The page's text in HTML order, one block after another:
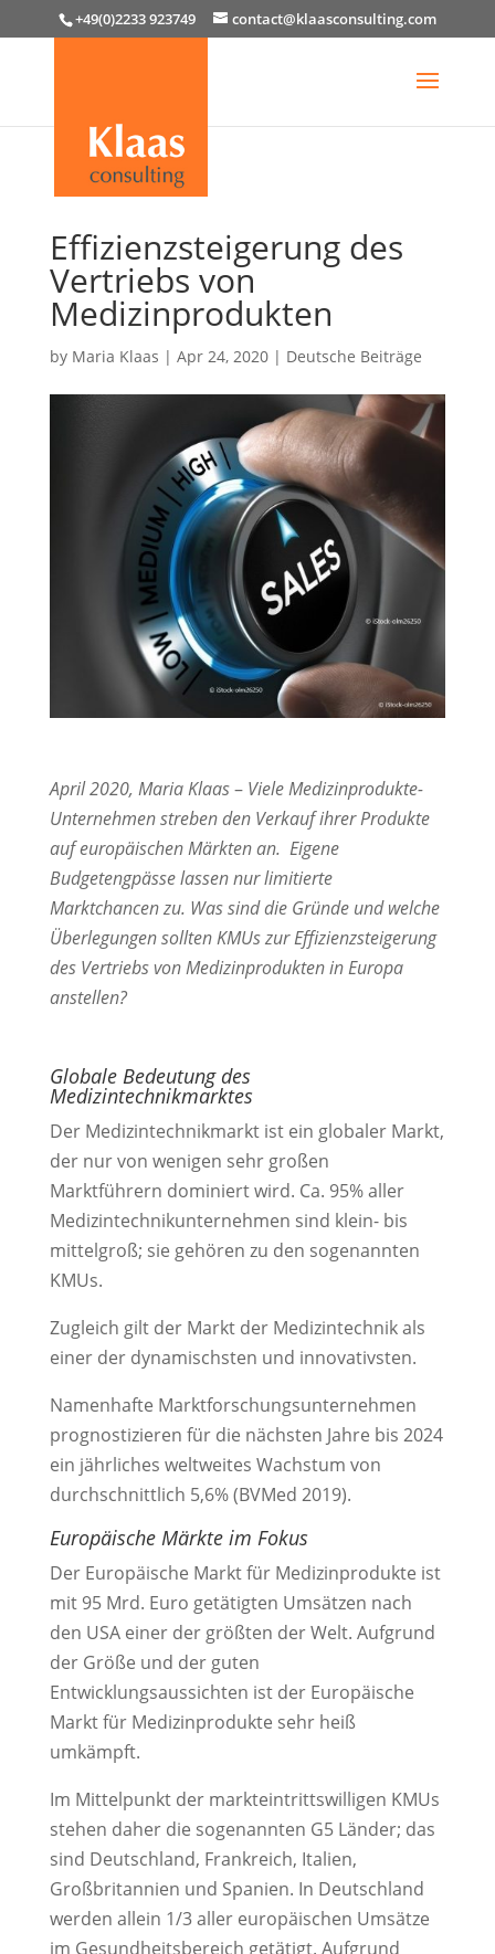
+49(0)2233 923749 contact@klaasconsulting.com
Effizienzsteigerung des
Vertriebs von
Medizinprodukten
by Maria Klaas | Apr 24, 2020| Deutsche Beiträge
April 2020, Maria Klaas– Viele Medizinprodukte-
Unternehmen streben den Verkauf ihrer Produkte
auf europäischen Märkten an. Eigene
Budgetengpässe lassen nur limitierte
Marktchancen zu. Was sind die Gründe und welche
Überlegungen sollten KMUs zur Effizienzsteigerung
des Vertriebs von Medizinprodukten in Europa
anstellen?
Globale Bedeutung des
Medizintechnikmarktes
Der Medizintechnikmarkt ist ein globaler Markt,
der nur von wenigen sehr großen
Marktführern dominiert wird. Ca. 95% aller
Medizintechnikunternehmen sind klein- bis
mittelgroß; sie gehören zu den sogenannten
KMUs.
Zugleich gilt der Markt der Medizintechnik als
einer der dynamischsten und innovativsten.
Namenhafte Marktforschungsunternehmen
prognostizieren für die nächsten Jahre bis 2024
ein jährliches weltweites Wachstum von
durchschnittlich 5,6% (BVMed 2019).
Europäische Märkte im Fokus
Der Europäische Markt für Medizinprodukte ist
mit 95 Mrd. Euro getätigten Umsätzen nach
den USA einer der größten der Welt. Aufgrund
der Größe und der guten
Entwicklungsaussichten ist der Europäische
Markt für Medizinprodukte sehr heiß
umkämpft.
Im Mittelpunkt der markteintrittswilligen KMUs
stehen daher die sogenannten G5 Länder; das
sind Deutschland, Frankreich, Italien,
Großbritannien und Spanien. In Deutschland
werden allein 1/3 aller europäischen Umsätze
im Gesundheitsbereich getätigt. Aufgrund